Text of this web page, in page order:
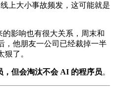
上大小事故频发，这可能就是
影响也有很大关系，周末和
，他朋友一公司已经裁掉一半
了。
，但会淘汰不会 AI 的程序员。